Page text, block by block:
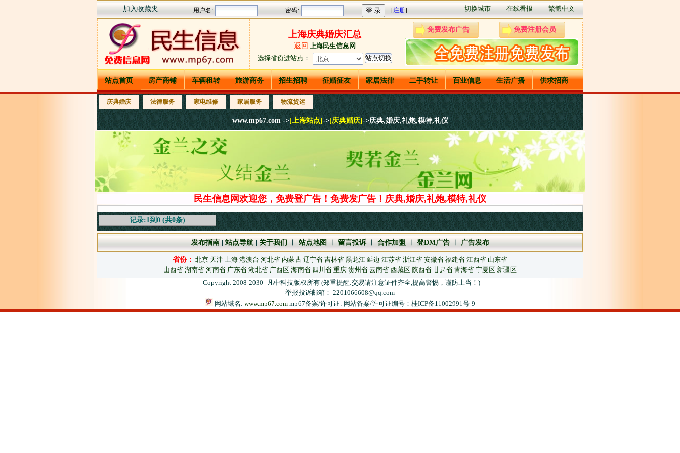
切换城市 在线看报 繁體中文
加入收藏夹
免费发布广告 免费注册会员
上海庆典婚庆汇总
返回 上海民生信息网
选择省份进站点 ：
站点首页 房产商铺 车辆租转 旅游商务 招生招聘 征婚征友 家居法律 二手转让 百业信息 生活广播 供求招商
庆典婚庆 法律服务 家电维修 家居服务 物流货运
www.mp67.com ->[上海站点] ->[庆典婚庆]->庆典,婚庆,礼炮,模特,礼仪
民生信息网欢迎您，免费登广告！免费发广告！庆典,婚庆,礼炮,模特,礼仪
记录:1到0 (共0条)
发布指南|站点导航| 关于我们 站点地图 留言投诉︱ 合作加盟 登DM广告︱ 广告发布
省份： 北京 天津 上海 港澳台 河北省 内蒙古 辽宁省 吉林省 黑龙江 延边 江苏省 浙江省 安徽省 福建省 江西省 山东省
山西省 湖南省 河南省 广东省 湖北省 广西区 海南省 四川省 重庆 贵州省 云南省 西藏区 陕西省 甘肃省 青海省 宁夏区 新疆区
Copyright 2008-2030
凡中科技版权所有 (郑重提醒:交易请注意证件齐全,提高警惕，谨防上当！)
举报投诉邮箱： 2201066608@qq.com
网站域名: www.mp67.com mp67备案/许可证: 网站备案/许可证编号：桂ICP备11002991号-9